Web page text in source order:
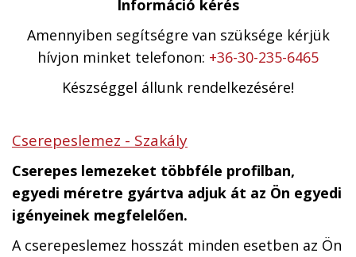
Információ kérés
Amennyiben segítségre van szüksége kérjük
hívjon minket telefonon: +36-30-235-6465
Készséggel állunk rendelkezésére!
Cserepeslemez - Szakály
Cserepes lemezeket többféle profilban,
egyedi méretre gyártva adjuk át az Ön egyedi
igényeinek megfelelően.
A cserepeslemez hosszát minden esetben az Ön